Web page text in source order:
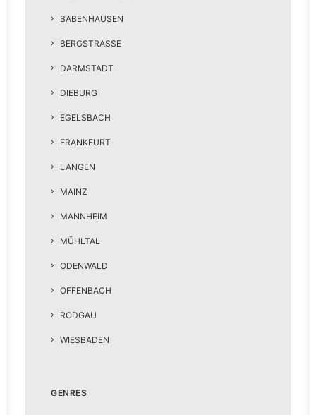
BABENHAUSEN
BERGSTRASSE
DARMSTADT
DIEBURG
EGELSBACH
FRANKFURT
LANGEN
MAINZ
MANNHEIM
MÜHLTAL
ODENWALD
OFFENBACH
RODGAU
WIESBADEN
GENRES